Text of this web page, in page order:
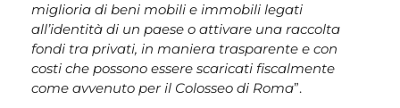
miglioria di beni mobili e immobili legati
all’identità di un paese o attivare una raccolta
fondi tra privati, in maniera trasparente e con
costi che possono essere scaricati fiscalmente
come avvenuto per il Colosseo di Roma”.